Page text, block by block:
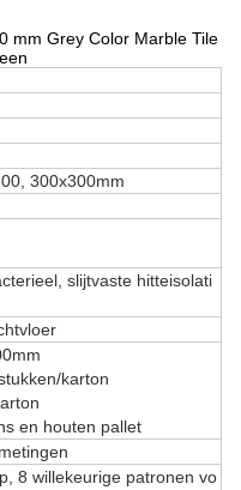
mm Grey Color Marble Tile
300x300mm
slijtvaste hitteisolati
karton
en houten pallet
8 willekeurige patronen vo